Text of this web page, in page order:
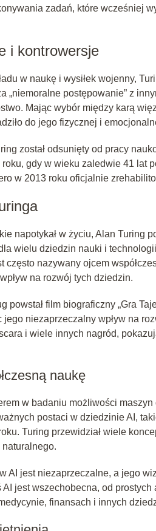
zadań, które wcześniej
i kontrowersje
w naukę i wysiłek wojenny,
„niemoralne postępowanie” z
Mając wybór między karą
do jego fizycznej i
został odsunięty od pracy
gdy w wieku zaledwie 41 lat
w 2013 roku oficjalnie
napotykał w życiu, Alan Turing
wielu dziedzin nauki i
często nazywany ojcem
na rozwój tych dziedzin.
powstał film biograficzny „Gra
niezaprzeczalny wpływ na
i wiele innych nagród,
naukę
w badaniu możliwości
postaci w dziedzinie AI,
Turing przewidział wiele
AI jest niezaprzeczalne, a jego
jest wszechobecna, od
finansach i innych